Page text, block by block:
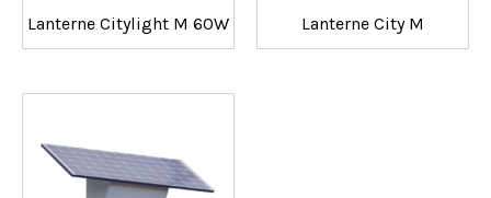
Lanterne Citylight M 60W Lanterne City M